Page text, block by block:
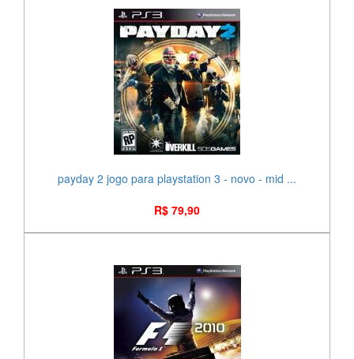
payday 2 jogo para playstation 3 - novo - mid ...
R$ 79,90